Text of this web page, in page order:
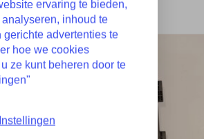
ervaring te bieden,
inhoud te
gerichte advertenties te
hoe we cookies
ze kunt beheren door te
Instellingen